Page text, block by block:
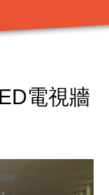
電視牆